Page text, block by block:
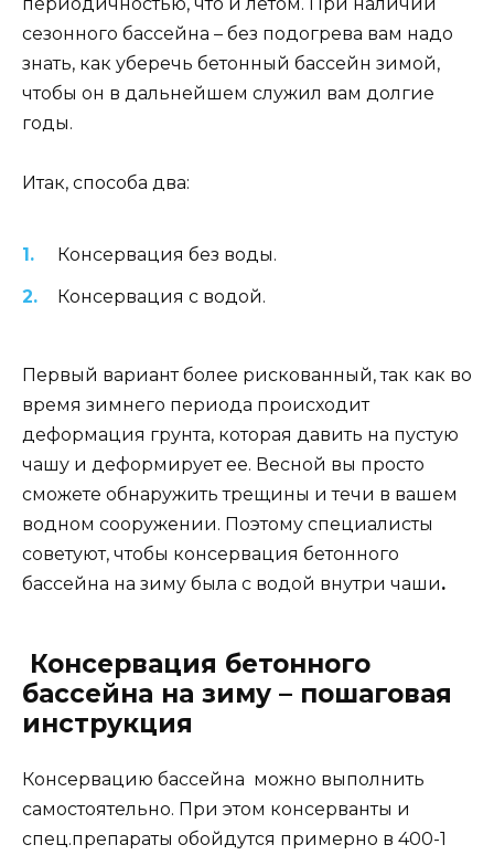
сезонного бассейна – без подогрева вам надо
знать, как уберечь бетонный бассейн зимой,
чтобы он в дальнейшем служил вам долгие
годы.
Итак, способа два:
Консервация без воды.
Консервация с водой.
Первый вариант более рискованный, так как во
время зимнего периода происходит
деформация грунта, которая давить на пустую
чашу и деформирует ее. Весной вы просто
сможете обнаружить трещины и течи в вашем
водном сооружении. Поэтому специалисты
советуют, чтобы консервация бетонного
бассейна на зиму была с водой внутри чаши.
Консервация бетонного
бассейна на зиму – пошаговая
инструкция
Консервацию бассейна можно выполнить
самостоятельно. При этом консерванты и
спец.препараты обойдутся примерно в 400-1